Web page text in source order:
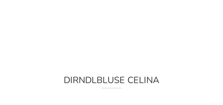
DIRNDLBLUSE CELINA